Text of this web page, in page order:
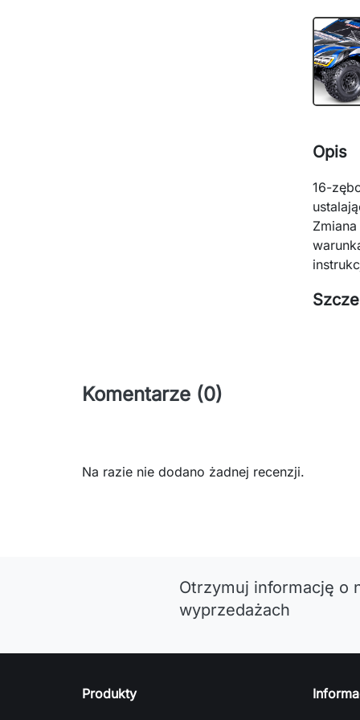
Opis
16-
Komentarze (0)
Na razie nie dodano żadnej recenzji.
Otrzymuj informację o
wyprzedażach
Produkty